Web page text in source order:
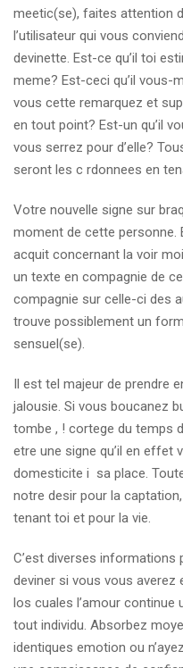
meetic(se), faites attention
l’utilisateur qui vous
devinette. Est-ce qu’il toi
meme? Est-ceci qu’il vous-
vous cette remarquez et
en tout point? Est-un qu’il
vous serrez pour d’elle?
seront les c rdonnees en
Votre nouvelle signe sur
moment de cette personne.
acquit concernant la voir
un texte en compagnie de
compagnie sur celle-ci des
trouve possiblement un
sensuel(se).
Il est tel majeur de prendre
jalousie. Si vous boucanez
tombe , ! cortege du temps
etre une signe qu’il en effet
domesticite i sa place.
notre desir pour la
tenant toi et pour la vie.
C’est diverses informations
deviner si vous vous averez
los cuales l’amour
tout individu. Absorbez
identiques emotion ou